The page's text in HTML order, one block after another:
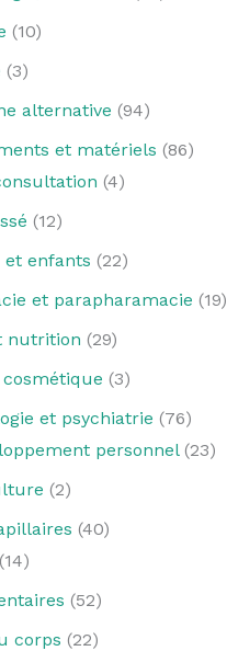
(10)
(3)
alternative (94)
et matériels (86)
(4)
(12)
et enfants (22)
et parapharamacie (19)
nutrition (29)
(3)
et psychiatrie (76)
personnel(23)
(2)
(40)
(14)
(52)
corps (22)